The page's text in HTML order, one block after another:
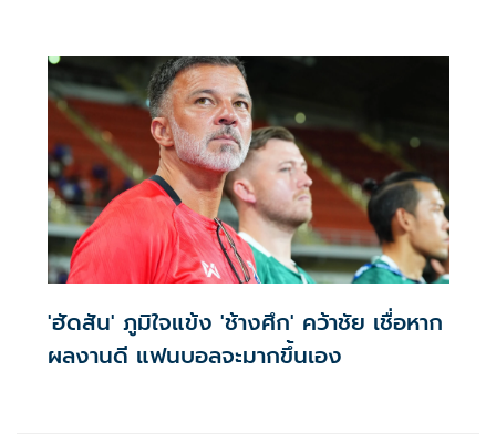
'ฮัดสัน' ภูมิใจแข้ง 'ช้างศึก' คว้าชัย เชื่อหาก
ผลงานดี แฟนบอลจะมากขึ้นเอง